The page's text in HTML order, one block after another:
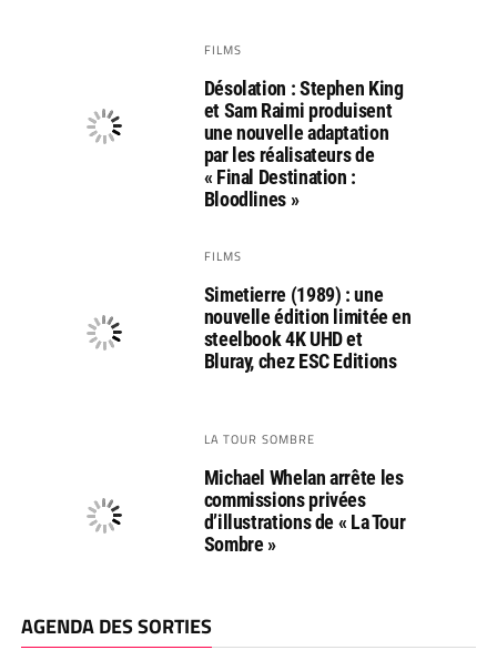
FILMS
Désolation : Stephen King
et Sam Raimi produisent
une nouvelle adaptation
par les réalisateurs de
« Final Destination :
Bloodlines »
FILMS
Simetierre (1989) : une
nouvelle édition limitée en
steelbook 4K UHD et
Bluray, chez ESC Editions
LA TOUR SOMBRE
Michael Whelan arrête les
commissions privées
d’illustrations de « La Tour
Sombre »
AGENDA DES SORTIES